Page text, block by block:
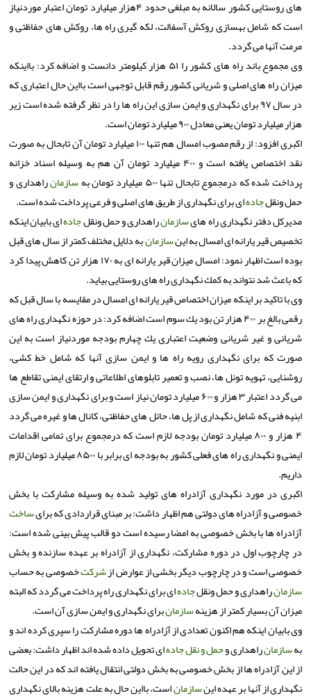
های روستایی كشور سالانه به مبلغی حدود ۴هزار میلیارد تومان اعتبار موردنیاز
است كه شامل بهسازی روكش آسفالت، لكه گیری راه ها، روكش های حفاظتی و
مرمت آنها می گردد.
وی مجموع باند راه های كشور را ۵۱ هزار كیلومتر دانست و اضافه كرد: بااینكه
میزان راه های اصلی و شریانی كشور رقم قابل توجهی است بااین حال اعتباری كه
در سال ۹۷ برای نگهداری و ایمن سازی این راه ها را در نظر گرفته شده است زیر
هزار میلیارد تومان یعنی معادل ۹۰۰ میلیارد تومان است.
اكبری افزود: از رقم مصوب امسال هم تنها ۱۰۰ میلیارد تومان آن تابحال به صورت
نقد اختصاص یافته است و ۴۰۰ میلیارد تومان آن هم به وسیله اسناد خزانه
پرداخت شده كه درمجموع تابحال تنها ۵۰۰ میلیارد تومان به
سازمانراهداری و
حمل ونقلجادهای برای نگهداری از طریق های اصلی و فرعی پرداخت شده است.
مدیركل دفتر نگهداری راه هایسازمانراهداری و حمل ونقلجادهای بابیان اینكه
تخصیص قیر یارانه ای امسال به اینسازمانبه دلایل مختلف كمتر از سال های قبل
بوده است اظهار نمود: امسال میزان قیر یارانه ای به ۱۷۰ هزار تن كاهش پیدا كرد
كه باعث شد نتواند به كمك نگهداری راه های روستایی بیاید.
وی با تاكید بر اینكه میزان اختصاص قیر یارانه ای امسال در مقایسه با سال قبل كه
رقمی بالغ بر ۴۰۰ هزار تن بود یك سوم است اضافه كرد: در حوزه نگهداری راه های
شریانی و غیر شریانی وضعیت اعتباری یك چهارم بودجه موردنیاز است به این
صورت كه برای نگهداری رویه راه ها و ایمن سازی آنها كه شامل خط كشی،
روشنایی، تهویه تونل ها، نصب و تعمیر تابلوهای اطلاعاتی و ارتقای ایمنی تقاطع ها
می گردد اعتبار ۳ هزار و ۶۰۰ میلیارد تومان نیاز است و برای نگهداری و ایمن سازی
ابنیه فنی كه شامل نگهداری از پل ها، حائل های حفاظتی، كانال ها و غیره می گردد
۴ هزار و ۸۰۰ میلیارد تومان بودجه لازم است كه درمجموع برای تمامی اقدامات
ایمنی و نگهداری راه های فعلی كشور به بودجه ای برابر با ۸۵۰۰ میلیارد تومان لازم
داریم.
اكبری در مورد نگهداری آزادراه های تولید شده به وسیله مشاركت با بخش
خصوصی و ٖآزادراه های دولتی هم اظهار داشت: بر مبنای قراردادی كه برایساخت
آزادراه ها با بخش خصوصی به امضا رسیده است دو قالب پیش بینی شده است:
در چارچوب اول در دوره مشاركت، نگهداری از آزادراه بر عهده سازنده و بخش
خصوصی است و در چارچوب دیگر بخشی از عوارض ازشركتخصوصی به حساب
سازمانراهداری و حمل ونقلجادهای برای نگهداری راه پرداخت می گردد كه البته
میزان آن بسیار كمتر از هزینهسازمانبرای نگهداری و ایمن سازی آن است.
وی بابیان اینكه هم اكنون تعدادی از آزادراه ها دوره مشاركت را سپری كرده اند و
بهسازمانراهداری وحمل و نقلجادهای تحویل داده شده اند اظهار داشت: بعضی
از این آزادراه ها از بخش خصوصی به بخش دولتی انتقال یافته اند كه در این حالت
نگهداری از آنها بر عهده اینسازماناست، بااین حال به علت هزینه بالای نگهداری